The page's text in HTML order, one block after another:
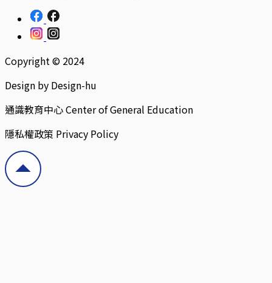
Copyright © 2024
Design by Design-hu
通識教育中心 Center of General Education
隱私權政策 Privacy Policy